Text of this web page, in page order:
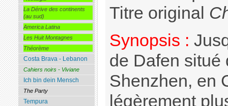
Titre original
Synopsis :
de Dafen situé
Shenzhen, en
légèrement
La Dérive des continents
(au sud)
America Latina
Les Huit Montagnes
Théorème
Costa Brava - Lebanon
Cahiers noirs - Viviane
Ich bin dein Mensch
The Party
Tempura